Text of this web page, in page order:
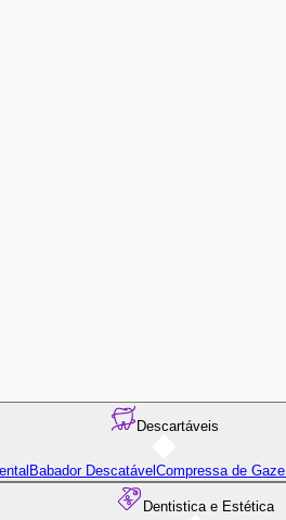
Descartáveis
Babador Descatável Compressa de Gaze
Dentistica e Estética